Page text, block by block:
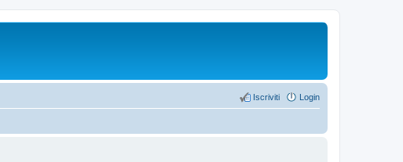
Login
Iscriviti